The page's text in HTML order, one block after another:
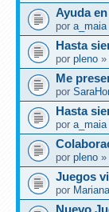
Ayuda
por a_maia
Hasta
por pleno »
Me
por
Hasta
por a_maia
por pleno »
Juegos
por Mariana
Nuevo